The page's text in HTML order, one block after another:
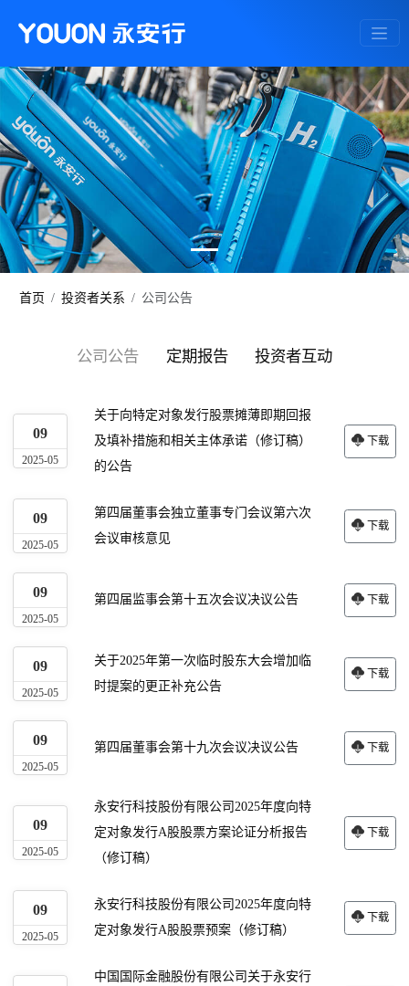
Previous Next
首页 投资者关系 公司公告
公司公告 定期报告 投资者互动
09
2025-05
关于向特定对象发行股票摊薄即期回报
及填补措施和相关主体承诺（修订稿）
的公告
下载
09
2025-05
第四届董事会独立董事专门会议第六次
会议审核意见
下载
09
2025-05
第四届监事会第十五次会议决议公告 下载
09
2025-05
关于2025年第一次临时股东大会增加临
时提案的更正补充公告
下载
09
2025-05
第四届董事会第十九次会议决议公告 下载
09
2025-05
永安行科技股份有限公司2025年度向特
定对象发行A股股票方案论证分析报告
（修订稿）
下载
09
2025-05
永安行科技股份有限公司2025年度向特
定对象发行A股股票预案（修订稿）
下载
中国国际金融股份有限公司关于永安行